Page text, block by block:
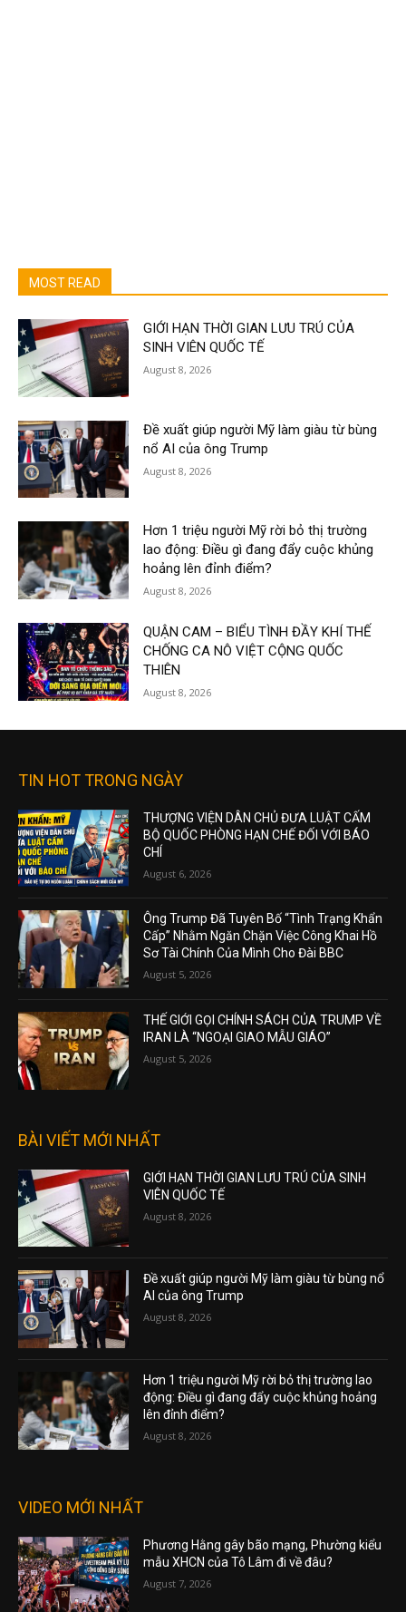
MOST READ
GIỚI HẠN THỜI GIAN LƯU TRÚ CỦA
SINH VIÊN QUỐC TẾ
August 8, 2026
Đề xuất giúp người Mỹ làm giàu từ bùng
nổ AI của ông Trump
August 8, 2026
Hơn 1 triệu người Mỹ rời bỏ thị trường
lao động: Điều gì đang đẩy cuộc khủng
hoảng lên đỉnh điểm?
August 8, 2026
QUẬN CAM – BIỂU TÌNH ĐẦY KHÍ THẾ
CHỐNG CA NÔ VIỆT CỘNG QUỐC
THIÊN
August 8, 2026
TIN HOT TRONG NGÀY
THƯỢNG VIỆN DÂN CHỦ ĐƯA LUẬT CẤM
BỘ QUỐC PHÒNG HẠN CHẾ ĐỐI VỚI BÁO
CHÍ
August 6, 2026
Ông Trump Đã Tuyên Bố “Tình Trạng Khẩn
Cấp” Nhằm Ngăn Chặn Việc Công Khai Hồ
Sơ Tài Chính Của Mình Cho Đài BBC
August 5, 2026
THẾ GIỚI GỌI CHÍNH SÁCH CỦA TRUMP VỀ
IRAN LÀ “NGOẠI GIAO MẪU GIÁO”
August 5, 2026
BÀI VIẾT MỚI NHẤT
GIỚI HẠN THỜI GIAN LƯU TRÚ CỦA SINH
VIÊN QUỐC TẾ
August 8, 2026
Đề xuất giúp người Mỹ làm giàu từ bùng nổ
AI của ông Trump
August 8, 2026
Hơn 1 triệu người Mỹ rời bỏ thị trường lao
động: Điều gì đang đẩy cuộc khủng hoảng
lên đỉnh điểm?
August 8, 2026
VIDEO MỚI NHẤT
Phương Hằng gây bão mạng, Phường kiểu
mẫu XHCN của Tô Lâm đi về đâu?
August 7, 2026